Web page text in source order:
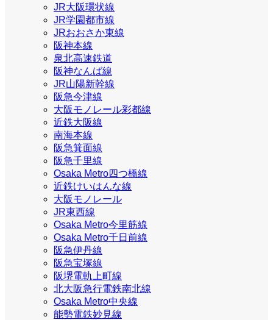
JR大阪環状線
JR学園都市線
JRおおさか東線
阪神本線
泉北高速鉄道
阪神なんば線
JR山陽新幹線
阪急今津線
大阪モノレール彩都線
近鉄大阪線
南海本線
阪急箕面線
阪急千里線
Osaka Metro四つ橋線
近鉄けいはんな線
大阪モノレール
JR東西線
Osaka Metro今里筋線
Osaka Metro千日前線
阪急伊丹線
阪急宝塚線
阪堺電軌上町線
北大阪急行電鉄南北線
Osaka Metro中央線
能勢電鉄妙見線